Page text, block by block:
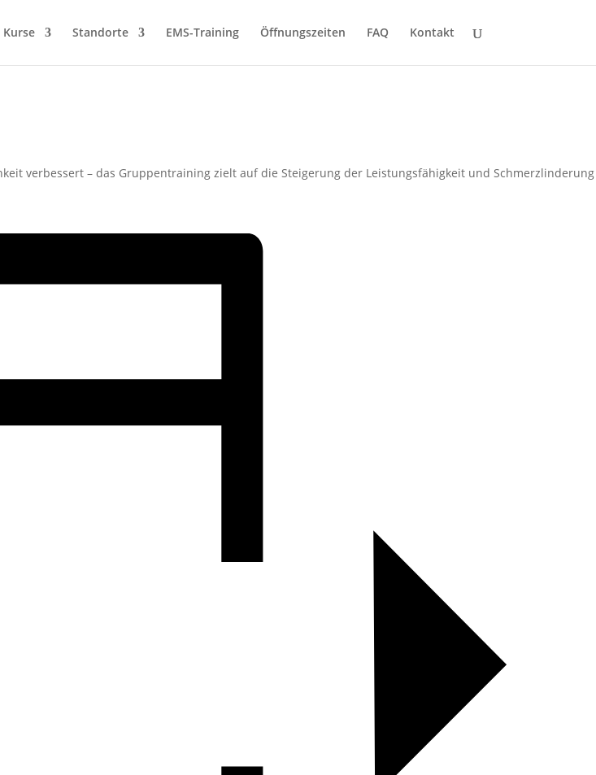
Kurse Standorte EMS-Training Öffnungszeiten FAQ Kontakt
verbessert – das Gruppentraining zielt auf die Steigerung der Leistungsfähigkeit und Schmerzlinderung